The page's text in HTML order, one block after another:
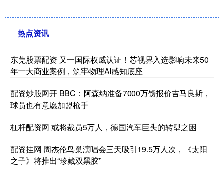
热点资讯
东莞股票配资 又一国际权威认证！芯视界入选影响未来50
年十大商业案例，筑牢物理AI感知底座
配资炒股网开 BBC：阿森纳准备7000万镑报价吉马良斯，
球员也有意愿加盟枪手
杠杆配资网 或将裁员5万人，德国汽车巨头的转型之困
配资挂网 周杰伦鸟巢演唱会三天吸引19.5万人次，《太阳
之子》将推出“珍藏双黑胶”